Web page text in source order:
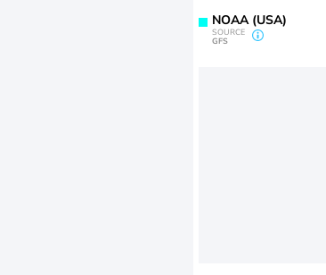
NOAA (USA)
SOURCE
GFS